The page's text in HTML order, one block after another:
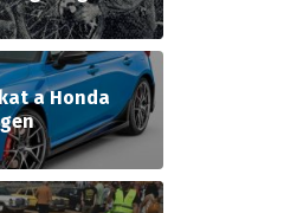
a Honda